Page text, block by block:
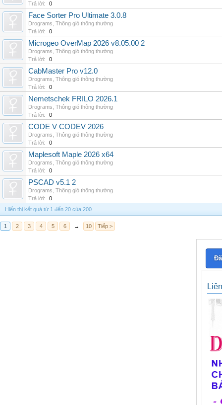
Trả lời:
0
Face Sorter Pro Ultimate 3.0.8
Drograms Thông gió thông thường
Trả lời:
0
Microgeo OverMap 2026 v8.05.00 2
Drograms Thông gió thông thường
Trả lời:
0
CabMaster Pro v12.0
Drograms Thông gió thông thường
Trả lời:
0
Nemetschek FRILO 2026.1
Drograms Thông gió thông thường
Trả lời:
0
CODE V CODEV 2026
Drograms Thông gió thông thường
Trả lời:
0
Maplesoft Maple 2026 x64
Drograms Thông gió thông thường
Trả lời:
0
PSCAD v5.1 2
Drograms Thông gió thông thường
Trả lời:
0
Hiển thị kết quả từ 1 đến 20 của 200
1 2 3 4 5 6 → 10 Tiếp >